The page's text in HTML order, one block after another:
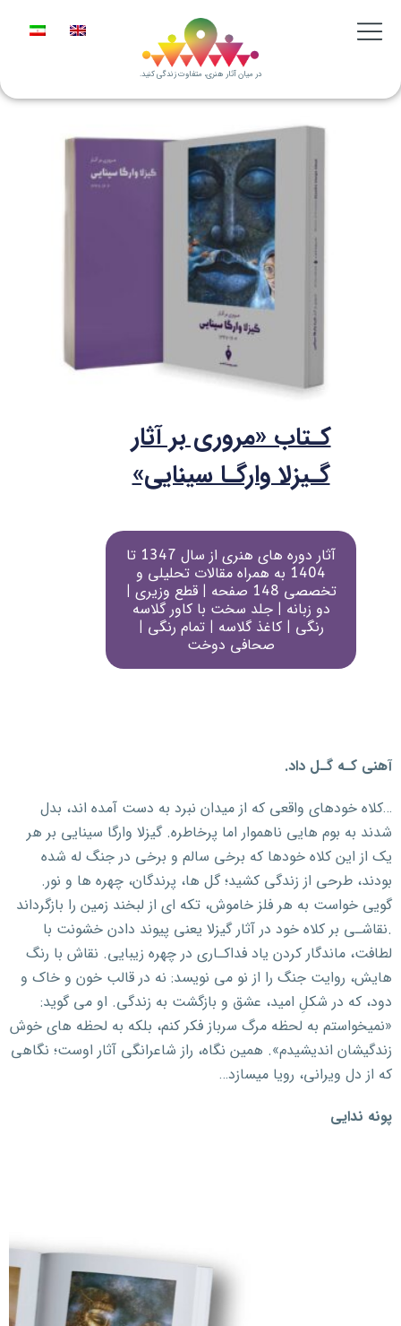
در میان آثار هنری، متفاوت زندگی کنید.
کـتاب «مروری بر آثار
گـیزلا وارگـا سینایی»
آثار دوره های هنری از سال 1347 تا
1404 به همراه مقالات تحلیلی و
تخصصی 148 صفحه | قطع وزیری |
دو زبانه | جلد سخت با کاور گلاسه
رنگی | کاغذ گلاسه | تمام رنگی |
صحافی دوخت
آهنی کـه گـل داد.
…کلاه خودهای واقعی که از میدان نبرد به دست آمده اند، بدل
شدند به بوم هایی ناهموار اما پرخاطره. گیزلا وارگا سینایی بر هر
یک از این کلاه خودها که برخی سالم و برخی در جنگ له شده
بودند، طرحی از زندگی کشید؛ گل ها، پرندگان، چهره ها و نور.
گویی خواست به هر فلز خاموش، تکه ای از لبخند زمین را بازگرداند
.نقاشـی بر کلاه خود در آثار گیزلا یعنی پیوند دادن خشونت با
لطافت، ماندگار کردن یاد فداکـاری در چهره زیبایی. نقاش با رنگ
هایش، روایت جنگ را از نو می نویسد: نه در قالب خون و خاک و
دود، که در شکلِ امید، عشق و بازگشت به زندگی. او می گوید:
«نمیخواستم به لحظه مرگ سرباز فکر کنم، بلکه به لحظه های خوش
زندگیشان اندیشیدم». همین نگاه، راز شاعرانگی آثار اوست؛ نگاهی
که از دل ویرانی، رویا میسازد…
پونه ندایی